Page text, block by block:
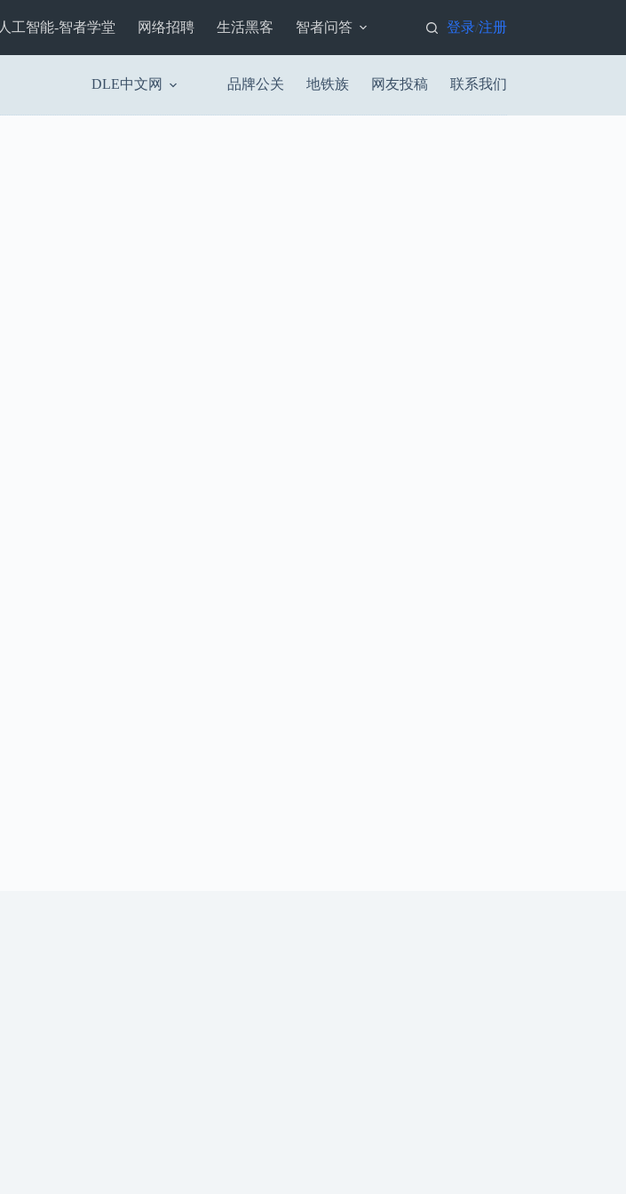
人工智能-智者学堂 网络招聘 生活黑客 智者问答 登录/注册
DLE中文网 品牌公关 地铁族 网友投稿 联系我们